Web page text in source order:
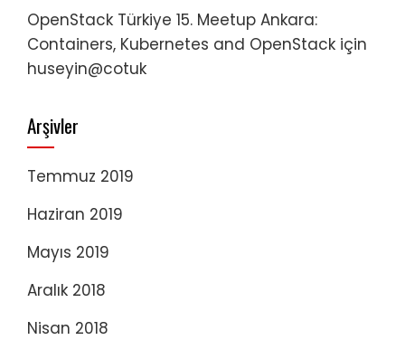
OpenStack Türkiye 15. Meetup Ankara:
Containers, Kubernetes and OpenStack için
huseyin@cotuk
Arşivler
Temmuz 2019
Haziran 2019
Mayıs 2019
Aralık 2018
Nisan 2018